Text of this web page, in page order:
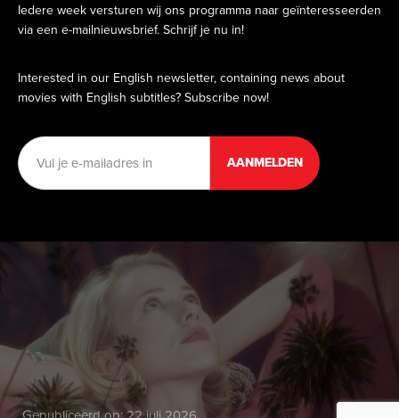
Iedere week versturen wij ons programma naar geïnteresseerden
via een e-mailnieuwsbrief. Schrijf je nu in!
Interested in our English newsletter, containing news about
movies with English subtitles? Subscribe now!
E-
mailadres